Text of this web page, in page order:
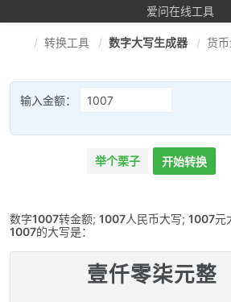
爱问在线工具
转换工具 数字大写生成器 货
输入金额：
举个栗子 开始转换
数字1007转金额; 1007人民币大写; 1007元
1007的大写是：
壹仟零柒元整